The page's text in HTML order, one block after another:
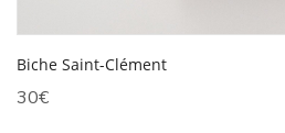
Biche Saint-Clément
30€